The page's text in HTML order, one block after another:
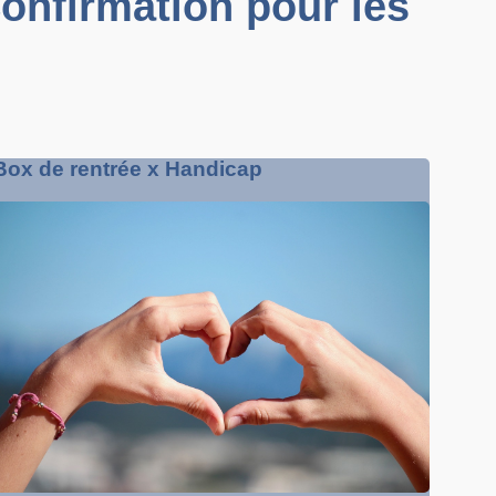
de rentrée x Handicap